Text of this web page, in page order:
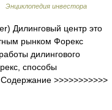
Энциклопедия инвестора
Дилинговый центр это
рынком Форекс
дилингового
способы
>>>>>>>>>>>